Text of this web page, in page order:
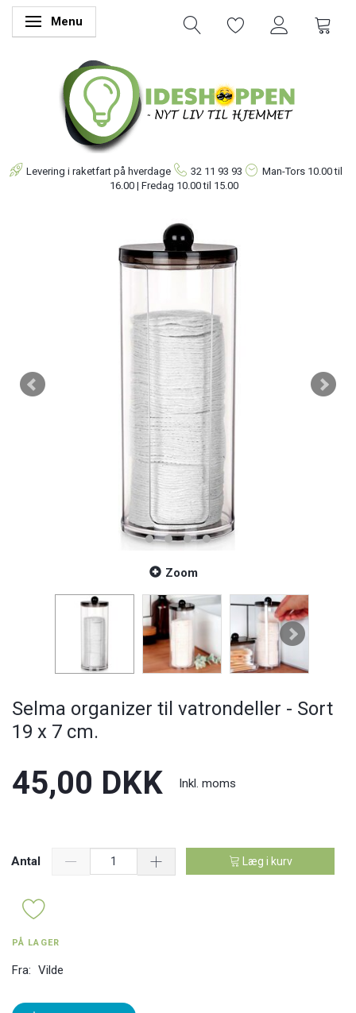
Skifte navigation
Menu
Levering i raketfart på hverdage 32 11 93 93 Man-Tors 10.00 til
16.00 | Fredag 10.00 til 15.00
Zoom
Selma organizer til vatrondeller - Sort
19 x 7 cm.
45,00 DKK Inkl. moms
Antal Læg i kurv
PÅ LAGER
Fra: Vilde